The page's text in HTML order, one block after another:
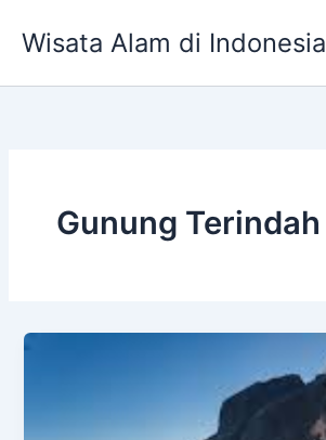
Wisata Alam di Indonesia
Gunung Terindah